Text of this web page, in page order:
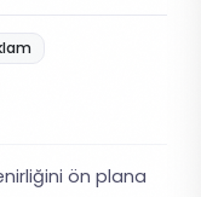
ön plana